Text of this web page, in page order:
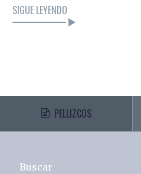
SIGUE LEYENDO
PELLIZCOS
Buscar